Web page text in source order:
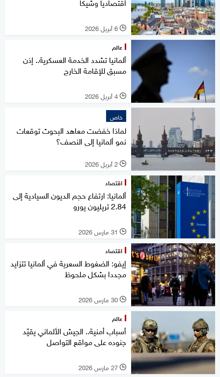
l 6 أبريل 2026
عالم
ألمانيا تشدد الخدمة العسكرية.. إذن
مسبق للإقامة الخارج
l 4 أبريل 2026
خاص
لماذا خفضت معاهد البحوث توقعات
نمو ألمانيا إلى النصف؟
l 2 أبريل 2026
اقتصاد
ألمانيا: ارتفاع حجم الديون السيادية إلى
2.84 تريليون يورو
l 31 مارس 2026
اقتصاد
إيفو: الضغوط السعرية في ألمانيا تتزايد
مجددا بشكل ملحوظ
l 30 مارس 2026
عالم
أسباب أمنية.. الجيش الألماني يقيّد
جنوده على مواقع التواصل
l 27 مارس 2026